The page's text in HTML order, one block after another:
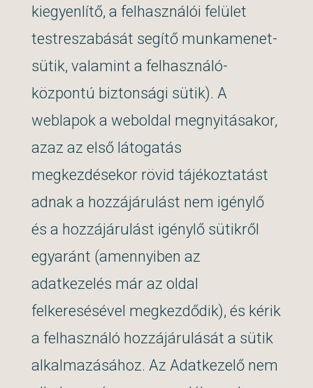
kiegyenlítő, a felhasználói felület
testreszabását segítő munkamenet-
sütik, valamint a felhasználó-
központú biztonsági sütik). A
weblapok a weboldal megnyitásakor,
azaz az első látogatás
megkezdésekor rövid tájékoztatást
adnak a hozzájárulást nem igénylő
és a hozzájárulást igénylő sütikről
egyaránt (amennyiben az
adatkezelés már az oldal
felkeresésével megkezdődik), és kérik
a felhasználó hozzájárulását a sütik
alkalmazásához. Az Adatkezelő nem